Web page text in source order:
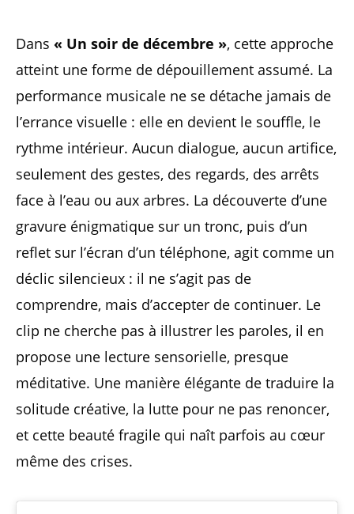
Dans « Un soir de décembre », cette approche
atteint une forme de dépouillement assumé. La
performance musicale ne se détache jamais de
l’errance visuelle : elle en devient le souffle, le
rythme intérieur. Aucun dialogue, aucun artifice,
seulement des gestes, des regards, des arrêts
face à l’eau ou aux arbres. La découverte d’une
gravure énigmatique sur un tronc, puis d’un
reflet sur l’écran d’un téléphone, agit comme un
déclic silencieux : il ne s’agit pas de
comprendre, mais d’accepter de continuer. Le
clip ne cherche pas à illustrer les paroles, il en
propose une lecture sensorielle, presque
méditative. Une manière élégante de traduire la
solitude créative, la lutte pour ne pas renoncer,
et cette beauté fragile qui naît parfois au cœur
même des crises.